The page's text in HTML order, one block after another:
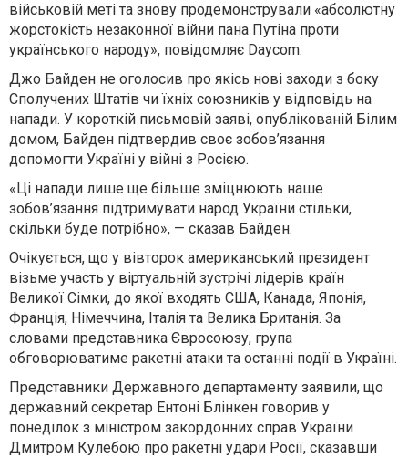
військовій меті та знову продемонстрували «абсолютну
жорстокість незаконної війни пана Путіна проти
українського народу», повідомляє Daycom.
Джо Байден не оголосив про якісь нові заходи з боку
Сполучених Штатів чи їхніх союзників у відповідь на
напади. У короткій письмовій заяві, опублікованій Білим
домом, Байден підтвердив своє зобов’язання
допомогти Україні у війні з Росією.
«Ці напади лише ще більше зміцнюють наше
зобов’язання підтримувати народ України стільки,
скільки буде потрібно», — сказав Байден.
Очікується, що у вівторок американський президент
візьме участь у віртуальній зустрічі лідерів країн
Великої Сімки, до якої входять США, Канада, Японія,
Франція, Німеччина, Італія та Велика Британія. За
словами представника Євросоюзу, група
обговорюватиме ракетні атаки та останні події в Україні.
Представники Державного департаменту заявили, що
державний секретар Ентоні Блінкен говорив у
понеділок з міністром закордонних справ України
Дмитром Кулебою про ракетні удари Росії, сказавши